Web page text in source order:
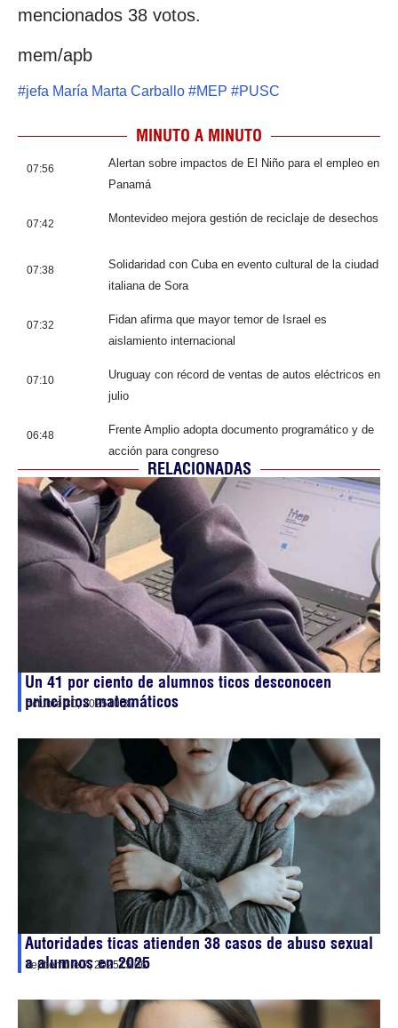
mencionados 38 votos.
mem/apb
#jefa María Marta Carballo #MEP #PUSC
MINUTO A MINUTO
07:56
Alertan sobre impactos de El Niño para el empleo en
Panamá
07:42 Montevideo mejora gestión de reciclaje de desechos
07:38
Solidaridad con Cuba en evento cultural de la ciudad
italiana de Sora
07:32
Fidan afirma que mayor temor de Israel es
aislamiento internacional
07:10
Uruguay con récord de ventas de autos eléctricos en
julio
06:48
Frente Amplio adopta documento programático y de
acción para congreso
RELACIONADAS
Un 41 por ciento de alumnos ticos desconocen
principios matemáticos
octubre 30, 202510:37
Autoridades ticas atienden 38 casos de abuso sexual
a alumnos en 2025
septiembre 7, 202515:06